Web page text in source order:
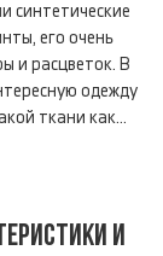
синтетические
его очень
и расцветок. В
одежду
ткани как...
И